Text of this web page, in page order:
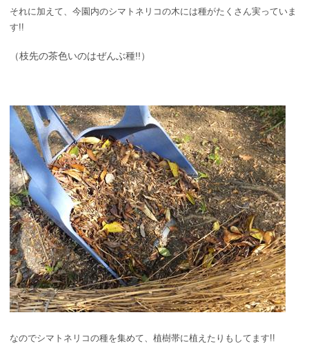
それに加えて、今園内のシマトネリコの木には種がたくさん実っていま
す!!
（枝先の茶色いのはぜんぶ種!!）
なのでシマトネリコの種を集めて、植樹帯に植えたりもしてます!!